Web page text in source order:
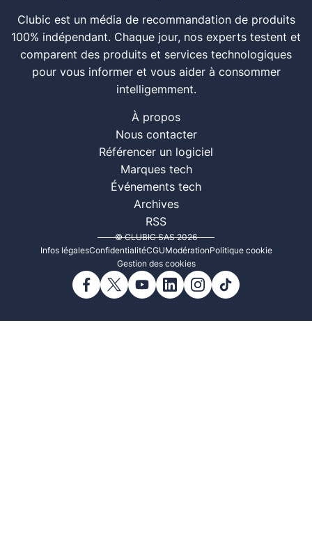
Clubic est un média de recommandation de produits
100% indépendant. Chaque jour, nos experts testent et
comparent des produits et services technologiques
pour vous informer et vous aider à consommer
intelligemment.
À propos
Nous contacter
Référencer un logiciel
Marques tech
Événements tech
Archives
RSS
© CLUBIC SAS 2026
Infos légalesConfidentialitéCGUModérationPolitique cookie
Gestion des cookies